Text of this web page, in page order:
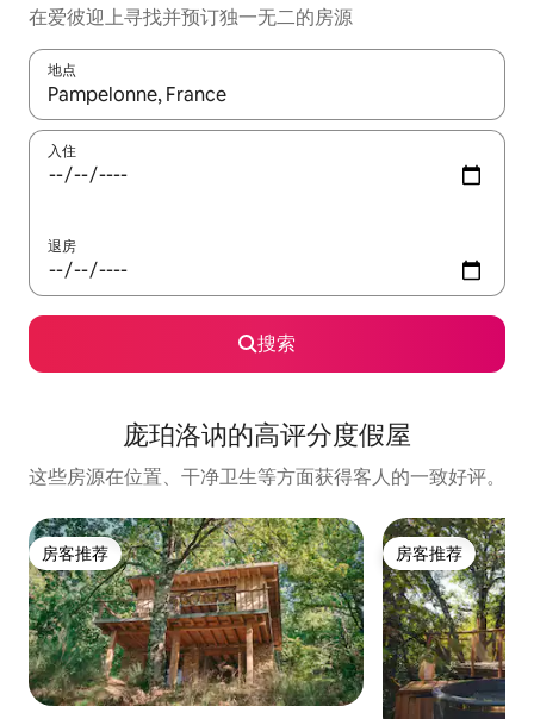
在爱彼迎上寻找并预订独一无二的房源
地点
如有搜索结果，请使用上下方向键查看，或通过点击或滑动手势
入住
退房
搜索
庞珀洛讷的高评分度假屋
这些房源在位置、干净卫生等方面获得客人的一致好评。
房客推荐
房客推荐 房客推荐
房客推荐